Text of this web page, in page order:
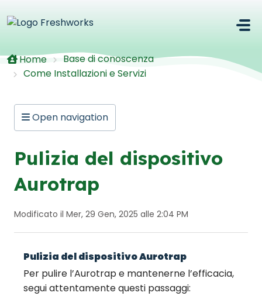
Home
Base di conoscenza
Come Installazioni e Servizi
Open navigation
Pulizia del dispositivo
Aurotrap
Modificato il Mer, 29 Gen, 2025 alle 2:04 PM
Pulizia del dispositivo Aurotrap
Per pulire l’Aurotrap e mantenerne l’efficacia,
segui attentamente questi passaggi: